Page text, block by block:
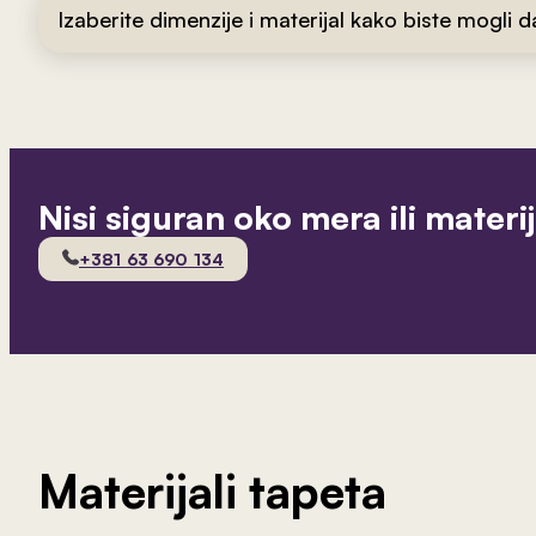
Izaberite dimenzije i materijal kako biste mogli
Nisi siguran oko mera ili
+381 63 690 134
Materijali tapeta